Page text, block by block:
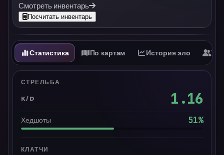
Смотреть инвентарь
Посчитать инвентарь
Статистика По картам История эло
СТРЕЛЬБА
K/D 1.16
Хедшоты 51%
КЛАТЧИ